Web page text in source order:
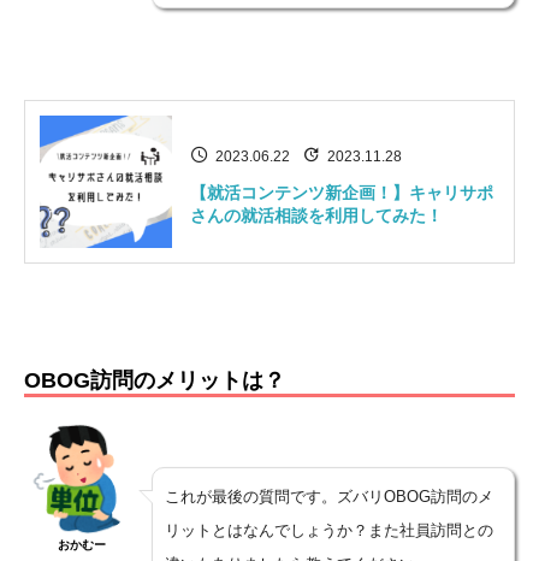
2023.06.22 2023.11.28
【就活コンテンツ新企画！】キャリサポ
さんの就活相談を利用してみた！
OBOG訪問のメリットは？
おかむー
これが最後の質問です。ズバリOBOG訪問のメ
リットとはなんでしょうか？また社員訪問との